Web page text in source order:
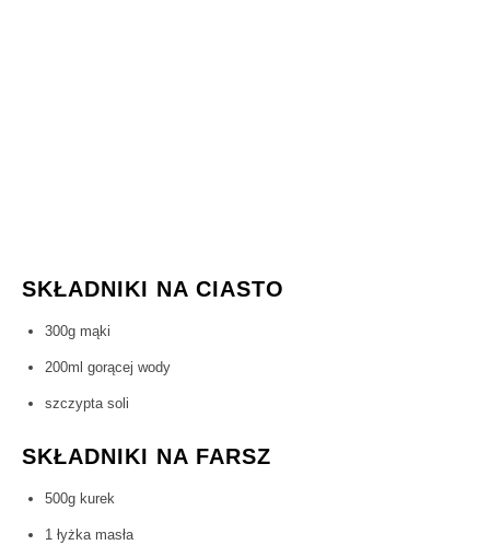
SKŁADNIKI NA CIASTO
300g mąki
200ml gorącej wody
szczypta soli
SKŁADNIKI NA FARSZ
500g kurek
1 łyżka masła